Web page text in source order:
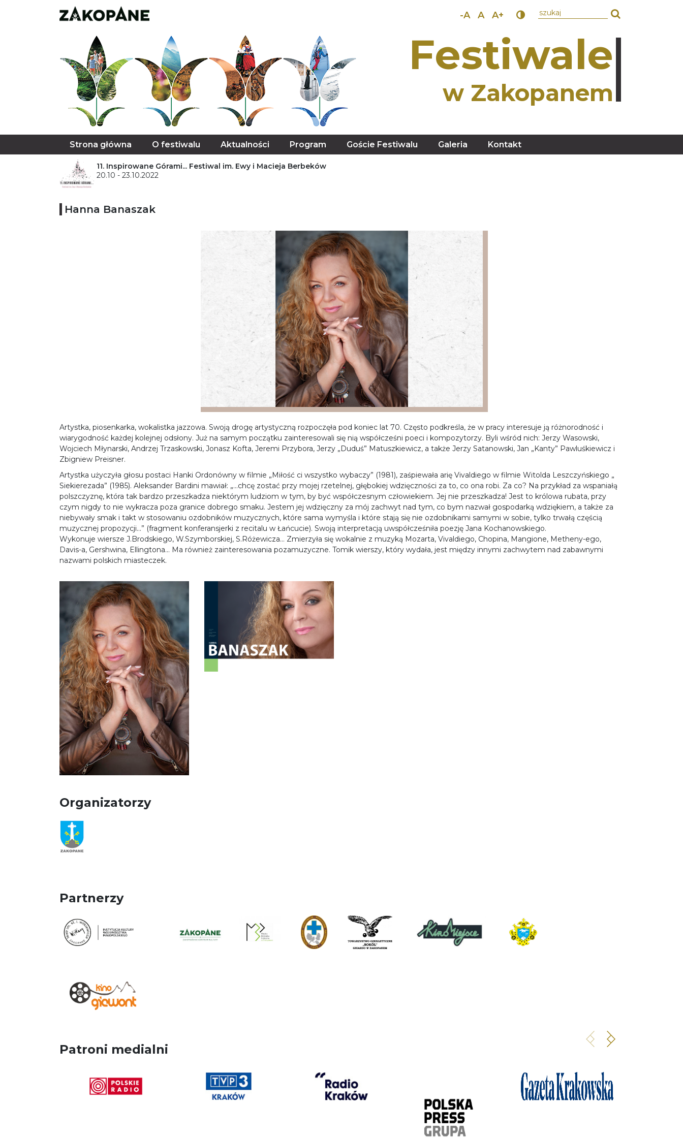
-A A A+ wpisz szukany tekst
Festiwale
w Zakopanem
Strona główna O festiwalu Aktualności Program Goście Festiwalu Galeria Kontakt
11. Inspirowane Górami... Festiwal im. Ewy i Macieja Berbeków
20.10 - 23.10.2022
Hanna Banaszak
Artystka, piosenkarka, wokalistka jazzowa. Swoją drogę artystyczną rozpoczęła pod koniec lat 70. Często podkreśla, że w pracy interesuje ją różnorodność i
wiarygodność każdej kolejnej odsłony. Już na samym początku zainteresowali się nią współcześni poeci i kompozytorzy. Byli wśród nich: Jerzy Wasowski,
Wojciech Młynarski, Andrzej Trzaskowski, Jonasz Kofta, Jeremi Przybora, Jerzy „Duduś” Matuszkiewicz, a także Jerzy Satanowski, Jan „Kanty” Pawluśkiewicz i
Zbigniew Preisner.
Artystka użyczyła głosu postaci Hanki Ordonówny w filmie „Miłość ci wszystko wybaczy” (1981), zaśpiewała arię Vivaldiego w filmie Witolda Leszczyńskiego „
Siekierezada” (1985). Aleksander Bardini mawiał: „...chcę zostać przy mojej rzetelnej, głębokiej wdzięczności za to, co ona robi. Za co? Na przykład za wspaniałą
polszczyznę, która tak bardzo przeszkadza niektórym ludziom w tym, by być współczesnym człowiekiem. Jej nie przeszkadza! Jest to królowa rubata, przy
czym nigdy to nie wykracza poza granice dobrego smaku. Jestem jej wdzięczny za mój zachwyt nad tym, co bym nazwał gospodarką wdziękiem, a także za
niebywały smak i takt w stosowaniu ozdobników muzycznych, które sama wymyśla i które stają się nie ozdobnikami samymi w sobie, tylko trwałą częścią
muzycznej propozycji...” (fragment konferansjerki z recitalu w Łańcucie). Swoją interpretacją uwspółcześniła poezję Jana Kochanowskiego.
Wykonuje wiersze J.Brodskiego, W.Szymborskiej, S.Różewicza… Zmierzyła się wokalnie z muzyką Mozarta, Vivaldiego, Chopina, Mangione, Metheny-ego,
Davis-a, Gershwina, Ellingtona… Ma również zainteresowania pozamuzyczne. Tomik wierszy, który wydała, jest między innymi zachwytem nad zabawnymi
nazwami polskich miasteczek.
Organizatorzy
Partnerzy
Patroni medialni